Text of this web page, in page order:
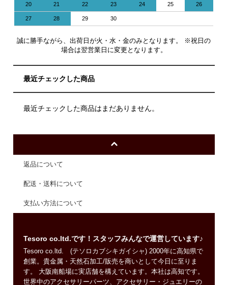
20 21 22 23 24 25 26
27 28 29 30
誠に勝手ながら、出荷日が火・水・金のみとなります。 ※祝日の
場合は翌営業日に変更となります。
最近チェックした商品
最近チェックした商品はまだありません。
返品について
配送・送料について
支払い方法について
Tesoro co.ltd.です！スタッフみんなで運営しています♪
Tesoro co.ltd. (テソロカブシキガイシャ) 2000年に高知県で
創業。貴金属・天然石加工/販売を商いとして今日に至りま
す。 大阪南船場に実店舗を構えています。本社は高知です。
世界中のアクセサリーパーツ、アクセサリー・ジュエリーの